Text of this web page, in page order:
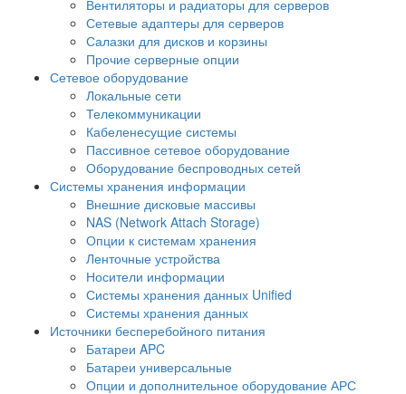
Вентиляторы и радиаторы для серверов
Сетевые адаптеры для серверов
Салазки для дисков и корзины
Прочие серверные опции
Сетевое оборудование
Локальные сети
Телекоммуникации
Кабеленесущие системы
Пассивное сетевое оборудование
Оборудование беспроводных сетей
Системы хранения информации
Внешние дисковые массивы
NAS (Network Attach Storage)
Опции к системам хранения
Ленточные устройства
Носители информации
Системы хранения данных Unified
Системы хранения данных
Источники бесперебойного питания
Батареи APC
Батареи универсальные
Опции и дополнительное оборудование АРС